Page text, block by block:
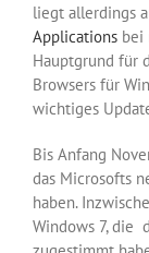
liegt allerdings
Applications bei
Hauptgrund für
Browsers für
wichtiges
Bis Anfang
das Microsofts
haben.
Windows 7, die